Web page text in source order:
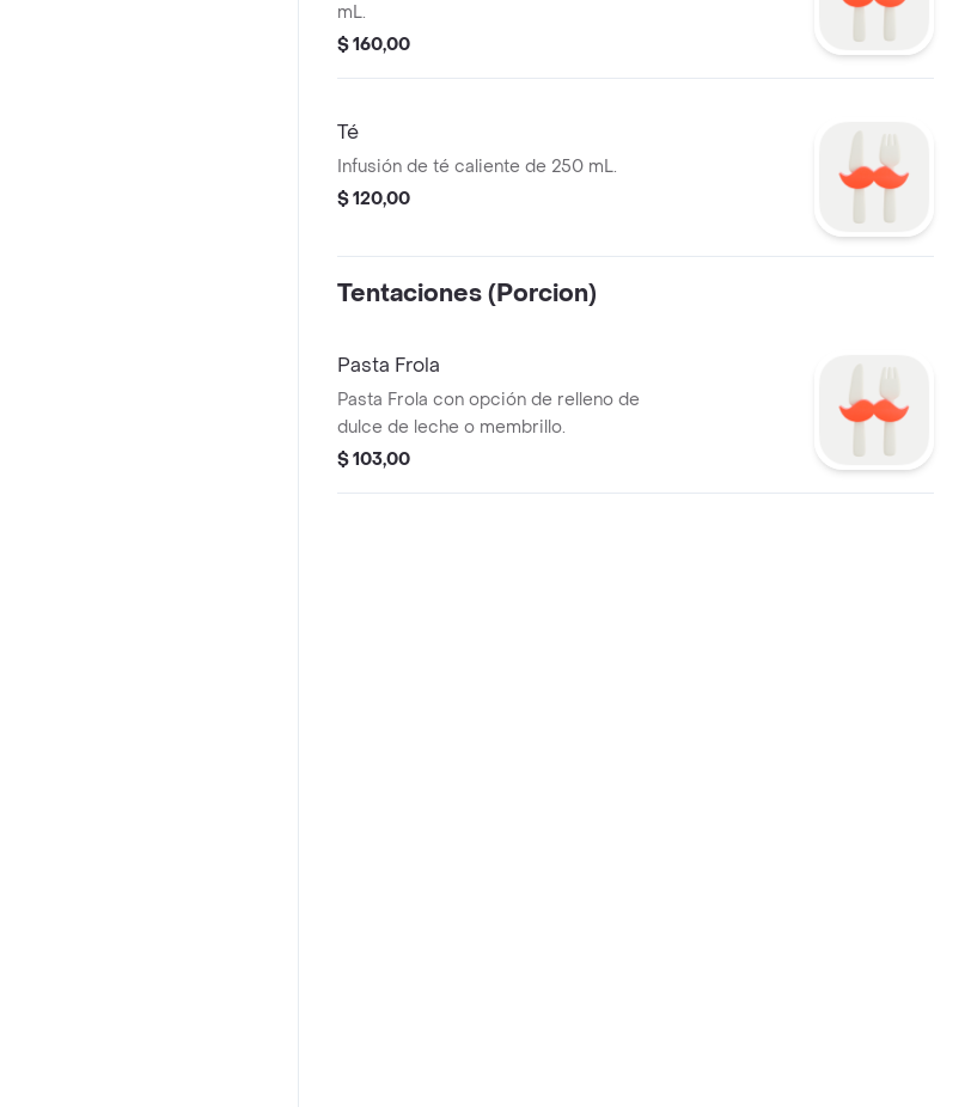
mL.
$ 160,00
Té
Infusión de té caliente de 250 mL.
$ 120,00
Tentaciones (Porcion)
Pasta Frola
Pasta Frola con opción de relleno de
dulce de leche o membrillo.
$ 103,00